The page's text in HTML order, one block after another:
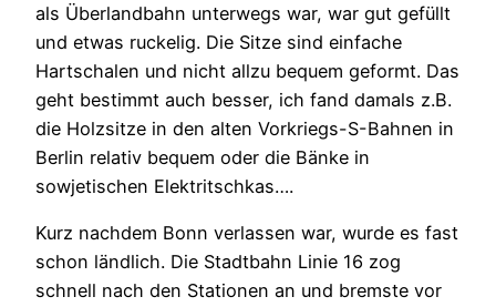
als Überlandbahn unterwegs war, war gut gefüllt
und etwas ruckelig. Die Sitze sind einfache
Hartschalen und nicht allzu bequem geformt. Das
geht bestimmt auch besser, ich fand damals z.B.
die Holzsitze in den alten Vorkriegs-S-Bahnen in
Berlin relativ bequem oder die Bänke in
sowjetischen Elektritschkas….
Kurz nachdem Bonn verlassen war, wurde es fast
schon ländlich. Die Stadtbahn Linie 16 zog
schnell nach den Stationen an und bremste vor